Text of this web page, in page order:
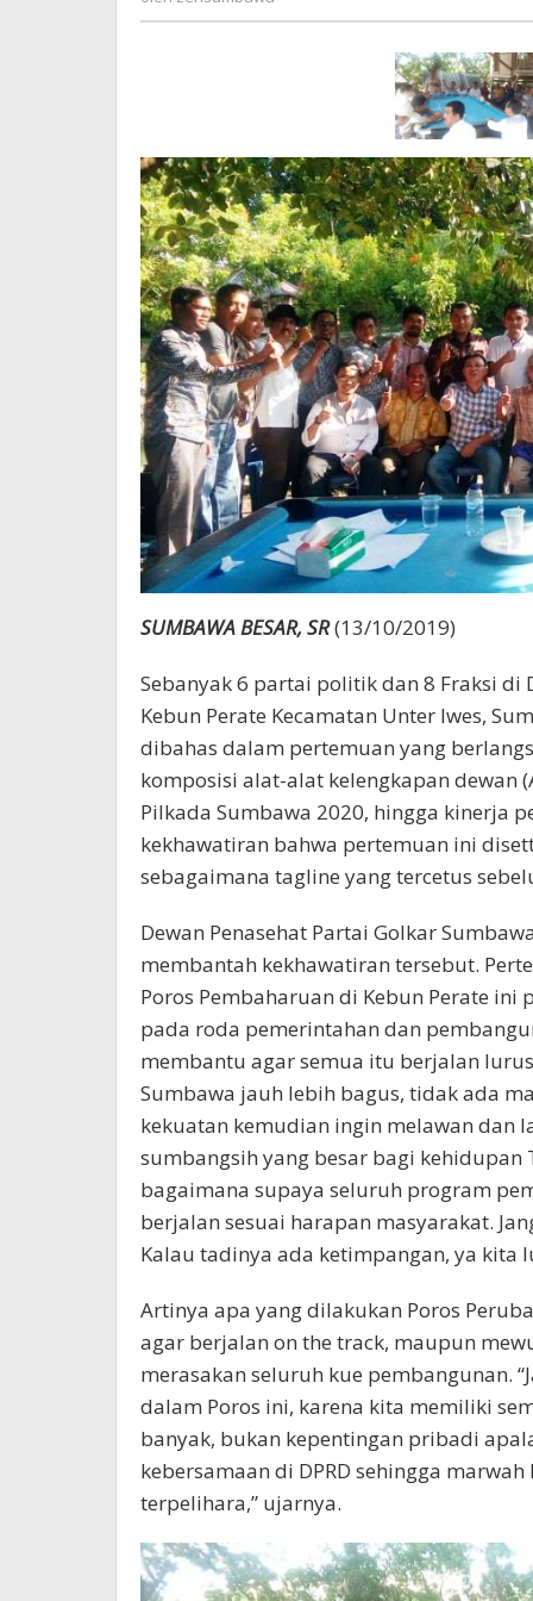
SUMBAWA BESAR, SR(13/10/2019)
Sebanyak 6 partai politik dan 8 Fraksi di
Kebun Perate Kecamatan Unter Iwes,
dibahas dalam pertemuan yang
komposisi alat-alat kelengkapan dewan
Pilkada Sumbawa 2020, hingga kinerja
kekhawatiran bahwa pertemuan ini
sebagaimana tagline yang tercetus
Dewan Penasehat Partai Golkar
membantah kekhawatiran tersebut.
Poros Pembaharuan di Kebun Perate
pada roda pemerintahan dan
membantu agar semua itu berjalan
Sumbawa jauh lebih bagus, tidak ada
kekuatan kemudian ingin melawan dan
sumbangsih yang besar bagi kehidupan
bagaimana supaya seluruh program
berjalan sesuai harapan masyarakat.
Kalau tadinya ada ketimpangan, ya kita
Artinya apa yang dilakukan Poros
agar berjalan on the track, maupun
merasakan seluruh kue pembangunan.
dalam Poros ini, karena kita memiliki
banyak, bukan kepentingan pribadi
kebersamaan di DPRD sehingga
terpelihara,” ujarnya.